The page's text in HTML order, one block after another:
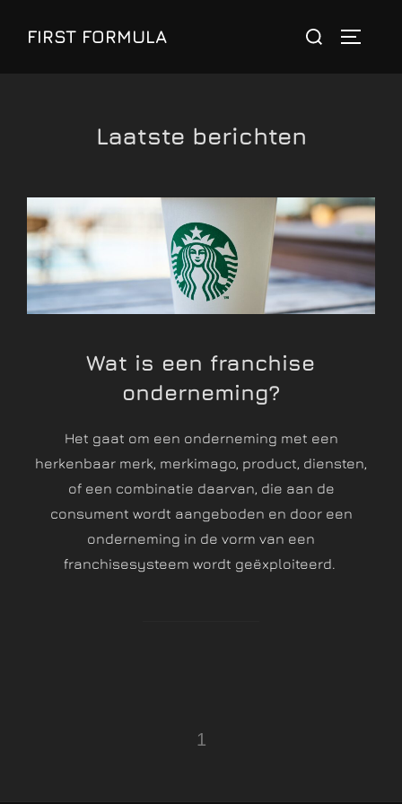
naarFIRST FORMULA
Laatste berichten
Wat is een franchise
onderneming?
Het gaat om een onderneming met een
herkenbaar merk, merkimago, product, diensten,
of een combinatie daarvan, die aan de
consument wordt aangeboden en door een
onderneming in de vorm van een
franchisesysteem wordt geëxploiteerd.
1